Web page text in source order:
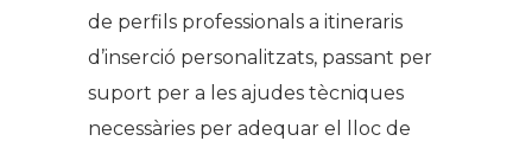
de perfils professionals a itineraris
d’inserció personalitzats, passant per
suport per a les ajudes tècniques
necessàries per adequar el lloc de